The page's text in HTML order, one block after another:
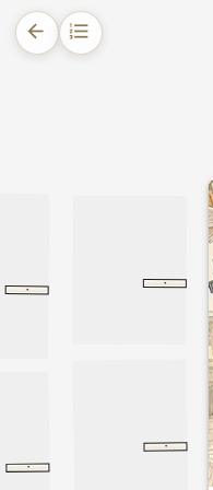
arrow_back format_list_numbered
1. 摘要
2.
正文
老还童
·
返老还童
家气法
·
诸家气法
新约
·
新约
·